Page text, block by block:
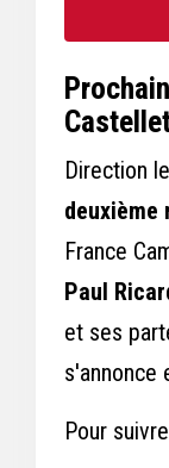
Direction
deuxième
France
Paul
et ses
s'annonce
Pour